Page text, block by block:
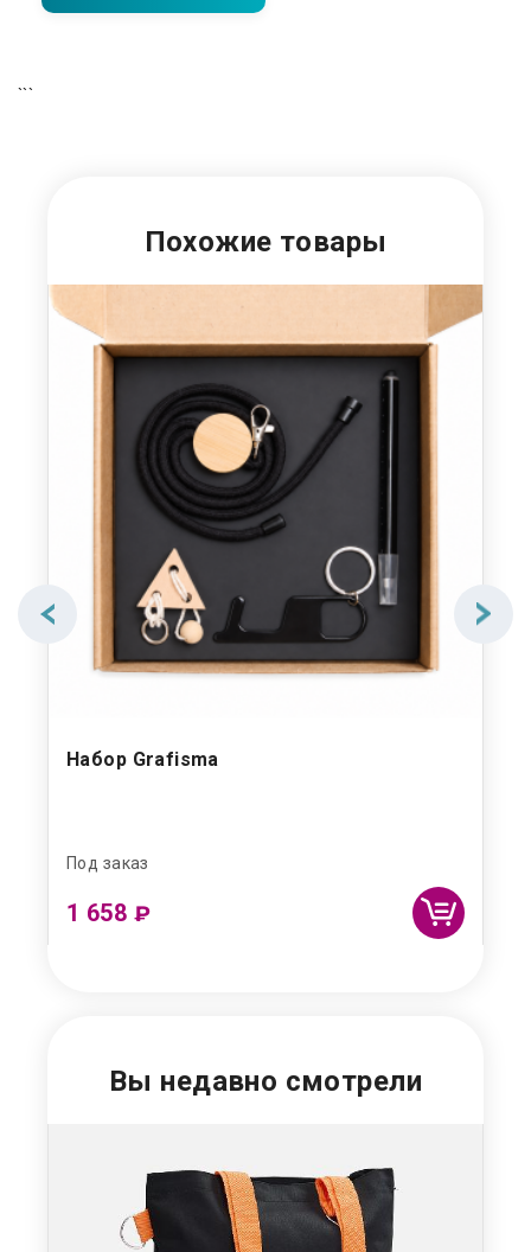
```
Похожие товары
Набор Grafisma
Под заказ
1 658 ₽
Вы недавно смотрели